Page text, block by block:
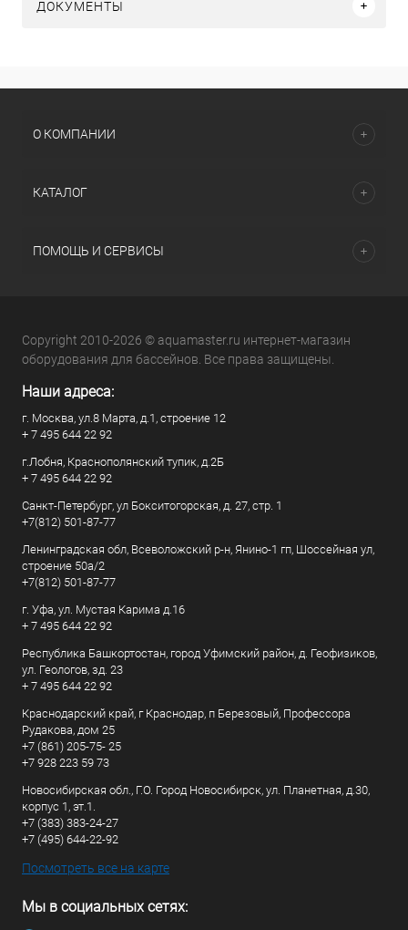
ДОКУМЕНТЫ
О КОМПАНИИ
КАТАЛОГ
ПОМОЩЬ И СЕРВИСЫ
Copyright 2010-2026 © aquamaster.ru интернет-магазин
оборудования для бассейнов. Все права защищены.
Наши адреса:
г. Москва, ул.8 Марта, д.1, строение 12
+ 7 495 644 22 92
г.Лобня, Краснополянский тупик, д.2Б
+ 7 495 644 22 92
Санкт-Петербург, ул Бокситогорская, д. 27, стр. 1
+7(812) 501-87-77
Ленинградская обл, Всеволожский р-н, Янино-1 гп, Шоссейная ул,
строение 50а/2
+7(812) 501-87-77
г. Уфа, ул. Мустая Карима д.16
+ 7 495 644 22 92
Республика Башкортостан, город Уфимский район, д. Геофизиков,
ул. Геологов, зд. 23
+ 7 495 644 22 92
Краснодарский край, г Краснодар, п Березовый, Профессора
Рудакова, дом 25
+7 (861) 205-75- 25
+7 928 223 59 73
Новосибирская обл., Г.О. Город Новосибирск, ул. Планетная, д.30,
корпус 1, эт.1.
+7 (383) 383-24-27
+7 (495) 644-22-92
Посмотреть все на карте
Мы в социальных сетях: